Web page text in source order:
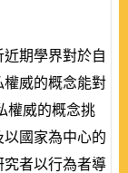
期學界對於自
權威的概念能對
權威的概念挑
國家為中心的
者以行為者導